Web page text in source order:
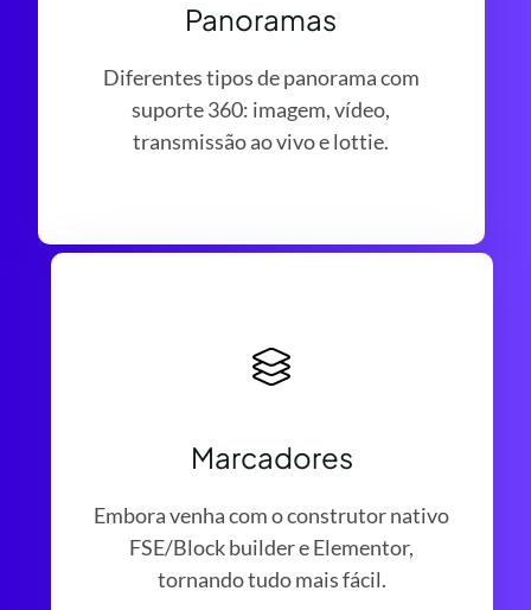
Panoramas
Diferentes tipos de panorama com
suporte 360: imagem, vídeo,
transmissão ao vivo e lottie.
Marcadores
Embora venha com o construtor nativo
FSE/Block builder e Elementor,
tornando tudo mais fácil.